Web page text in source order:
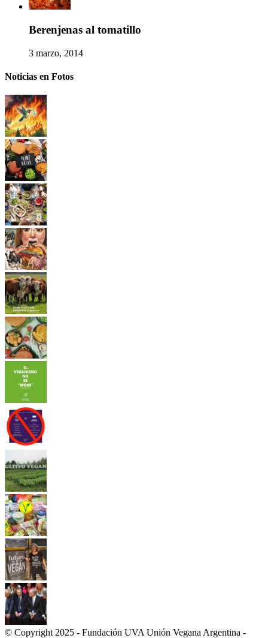
Berenjenas al tomatillo
3 marzo, 2014
Noticias en Fotos
© Copyright 2025 - Fundación UVA Unión Vegana Argentina -